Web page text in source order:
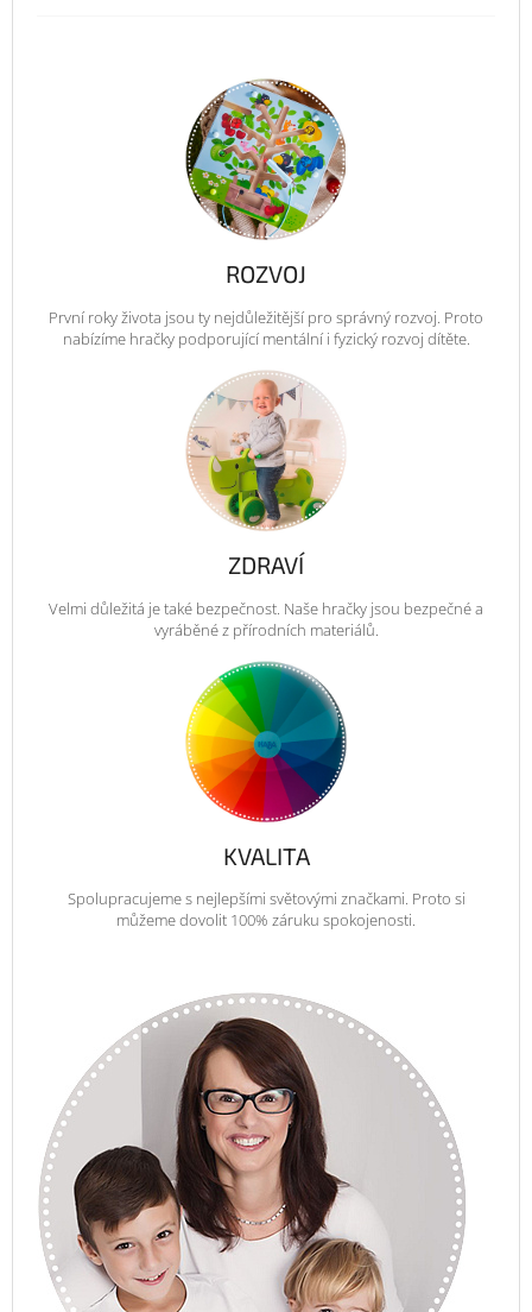
ROZVOJ
První roky života jsou ty nejdůležitější pro správný rozvoj. Proto
nabízíme hračky podporující mentální i fyzický rozvoj dítěte.
ZDRAVÍ
Velmi důležitá je také bezpečnost. Naše hračky jsou bezpečné a
vyráběné z přírodních materiálů.
KVALITA
Spolupracujeme s nejlepšími světovými značkami. Proto si
můžeme dovolit 100% záruku spokojenosti.